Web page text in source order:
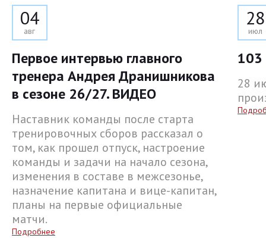
04
авг
Первое интервью главного
тренера Андрея Дранишникова
в сезоне 26/27. ВИДЕО
Наставник команды после старта
тренировочных сборов рассказал о
том, как прошел отпуск, настроение
команды и задачи на начало сезона,
изменения в составе в межсезонье,
назначение капитана и вице-капитан,
планы на первые официальные
матчи.
Подробнее
28
июл
103
28